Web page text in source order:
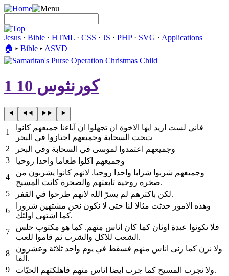
Jesus · Bible · HTML · CSS · JS · PHP· SVG · Applications
🏠︎ ▸ Bible ▸ ASVD
1 كورنثوس 10
1
فاني لست اريد ايها الاخوة ان تجهلوا ان آباءنا جميعهم كانوا
تحت السحابة وجميعهم اجتازوا في البحر
2
وجميعهم اعتمدوا لموسى في السحابة وفي البحر
3
وجميعهم اكلوا طعاما واحدا روحيا
4
وجميعهم شربوا شرابا واحدا روحيا. لانهم كانوا يشربون من
صخرة روحية تابعتهم والصخرة كانت المسيح.
5
لكن باكثرهم لم يسرّ الله لانهم طرحوا في القفر.
6
وهذه الامور حدثت مثالا لنا حتى لا نكون نحن مشتهين شرورا
كما اشتهى اولئك.
7
فلا تكونوا عبدة اوثان كما كان اناس منهم. كما هو مكتوب جلس
الشعب للاكل والشرب ثم قاموا للعب.
8
ولا نزن كما زنى اناس منهم فسقط في يوم واحد ثلاثة وعشرون
الفا.
9
ولا نجرب المسيح كما جرب ايضا اناس منهم فاهلكتهم الحيّات.